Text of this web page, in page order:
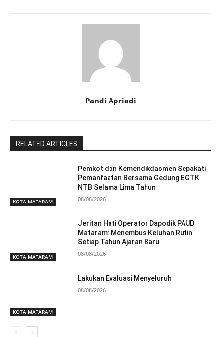
Pandi Apriadi
RELATED ARTICLES
KOTA MATARAM
Pemkot dan Kemendikdasmen Sepakati
Pemanfaatan Bersama Gedung BGTK
NTB Selama Lima Tahun
08/08/2026
KOTA MATARAM
Jeritan Hati Operator Dapodik PAUD
Mataram: Menembus Keluhan Rutin
Setiap Tahun Ajaran Baru
08/08/2026
KOTA MATARAM
Lakukan Evaluasi Menyeluruh
08/08/2026